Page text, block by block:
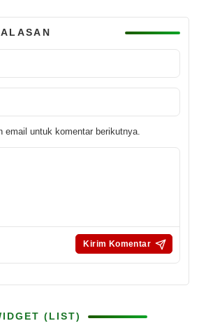
email untuk komentar berikutnya.
(LIST)